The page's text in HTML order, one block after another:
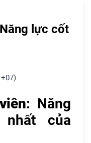
lực cốt
: Năng
của